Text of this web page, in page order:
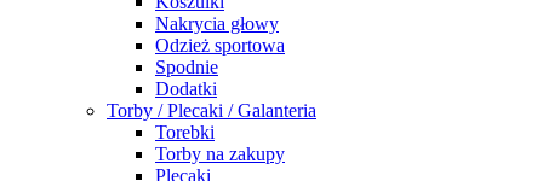
Nakrycia głowy
Odzież sportowa
Spodnie
Dodatki
Torby / Plecaki / Galanteria
Torebki
Torby na zakupy
Plecaki